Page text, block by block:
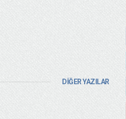
DİĞER YAZILAR